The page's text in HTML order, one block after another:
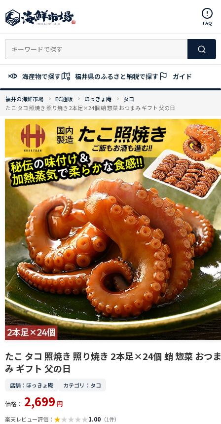
ン
ン
へ
ッ
プ
FAQ
海産物で探す 福井県のふるさと納税で探す ガイド
福井の海鮮市場 EC通販 ほっきょ庵
タコ
たこ タコ 照焼き 照り焼き 2本足×24個 蛸 惣菜 おつまみ ギフト 父の日
たこ タコ 照焼き 照り焼き 2本足×24個 蛸 惣菜 おつま
み ギフト 父の日
店舗：ほっきょ庵 カテゴリ：タコ
価格： 2,699 円
楽天レビュー評価： ★★★★★1.00 （1件）